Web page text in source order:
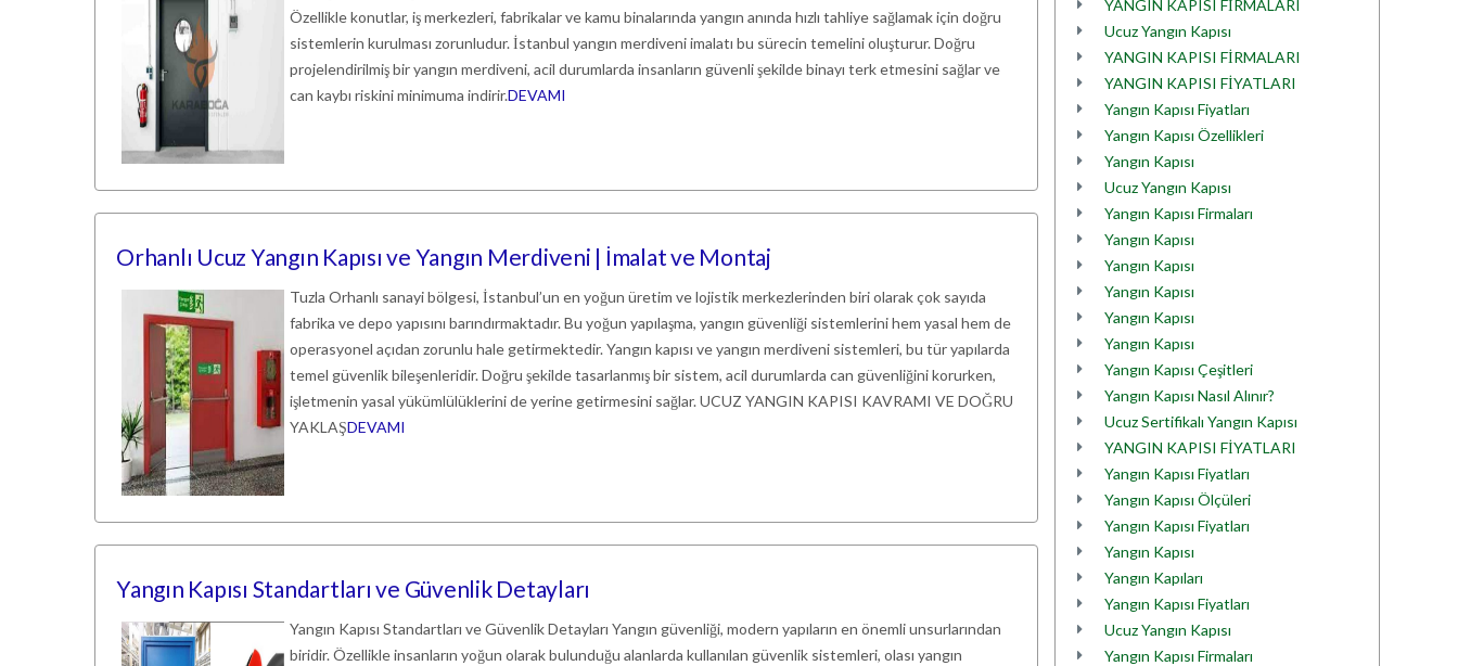
Özellikle konutlar, iş merkezleri, fabrikalar ve kamu binalarında yangın anında hızlı tahliye sağlamak için doğru
sistemlerin kurulması zorunludur. İstanbul yangın merdiveni imalatı bu sürecin temelini oluşturur. Doğru
projelendirilmiş bir yangın merdiveni, acil durumlarda insanların güvenli şekilde binayı terk etmesini sağlar ve
can kaybı riskini minimuma indirir.DEVAMI
Orhanlı Ucuz Yangın Kapısı ve Yangın Merdiveni | İmalat ve Montaj
Tuzla Orhanlı sanayi bölgesi, İstanbul’un en yoğun üretim ve lojistik merkezlerinden biri olarak çok sayıda
fabrika ve depo yapısını barındırmaktadır. Bu yoğun yapılaşma, yangın güvenliği sistemlerini hem yasal hem de
operasyonel açıdan zorunlu hale getirmektedir. Yangın kapısı ve yangın merdiveni sistemleri, bu tür yapılarda
temel güvenlik bileşenleridir. Doğru şekilde tasarlanmış bir sistem, acil durumlarda can güvenliğini korurken,
işletmenin yasal yükümlülüklerini de yerine getirmesini sağlar. UCUZ YANGIN KAPISI KAVRAMI VE DOĞRU
YAKLAŞDEVAMI
Yangın Kapısı Standartları ve Güvenlik Detayları
Yangın Kapısı Standartları ve Güvenlik Detayları Yangın güvenliği, modern yapıların en önemli unsurlarından
biridir. Özellikle insanların yoğun olarak bulunduğu alanlarda kullanılan güvenlik sistemleri, olası yangın
YANGIN KAPISI FİRMALARI
Ucuz Yangın Kapısı
YANGIN KAPISI FİRMALARI
YANGIN KAPISI FİYATLARI
Yangın Kapısı Fiyatları
Yangın Kapısı Özellikleri
Yangın Kapısı
Ucuz Yangın Kapısı
Yangın Kapısı Firmaları
Yangın Kapısı
Yangın Kapısı
Yangın Kapısı
Yangın Kapısı
Yangın Kapısı
Yangın Kapısı Çeşitleri
Yangın Kapısı Nasıl Alınır?
Ucuz Sertifikalı Yangın Kapısı
YANGIN KAPISI FİYATLARI
Yangın Kapısı Fiyatları
Yangın Kapısı Ölçüleri
Yangın Kapısı Fiyatları
Yangın Kapısı
Yangın Kapıları
Yangın Kapısı Fiyatları
Ucuz Yangın Kapısı
Yangın Kapısı Firmaları